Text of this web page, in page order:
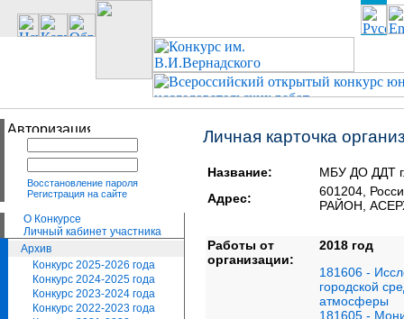
Восстановление пароля
Регистрация на сайте
О Конкурсе
Личный кабинет участника
Архив
Конкурс 2025-2026 года
Конкурс 2024-2025 года
Конкурс 2023-2024 года
Конкурс 2022-2023 года
Личная карточка
Название:
МБУ ДО ДДТ
Адрес:
601204,
РАЙОН,
Работы от
организации:
2018 год
181606 -
городской
атмосферы
181605 -